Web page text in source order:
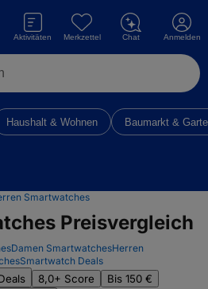
Aktivitäten Merkzettel Chat Anmelden
Haushalt & Wohnen Baumarkt &
Smartwatches
Preisvergleich
Damen SmartwatchesHerren
Smartwatch Deals
8,0+ Score
Bis 150 €